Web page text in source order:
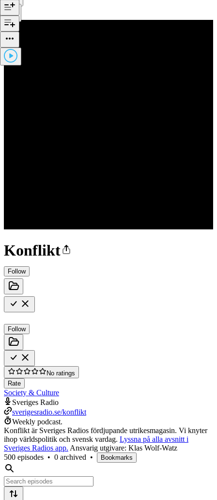
Konflikt
Follow
Follow
No ratings
Rate
Society & Culture
Sveriges Radio
sverigesradio.se/konflikt
Weekly podcast.
Konflikt är Sveriges Radios fördjupande utrikesmagasin. Vi knyter
ihop världspolitik och svensk vardag. Lyssna på alla avsnitt i
Sveriges Radios app. Ansvarig utgivare: Klas Wolf-Watz
500 episodes • 0 archived • Bookmarks